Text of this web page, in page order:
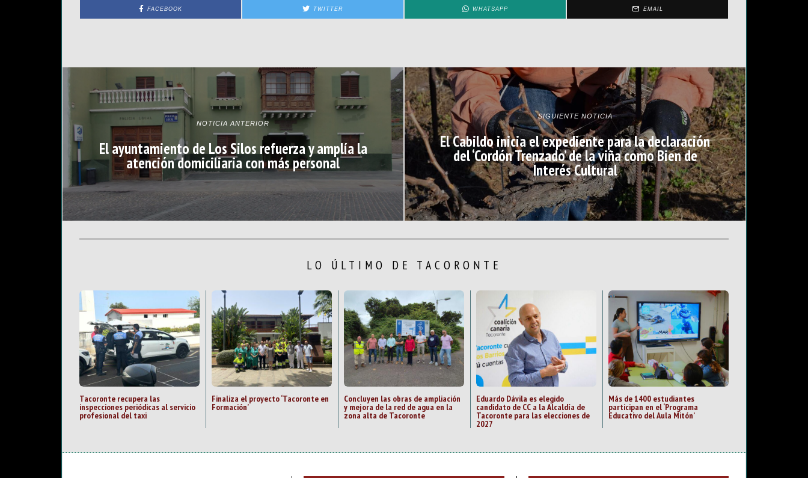
FACEBOOK TWITTER WHATSAPP EMAIL
NOTICIA ANTERIOR
El ayuntamiento de Los Silos refuerza y amplía la
atención domiciliaria con más personal
SIGUIENTE NOTICIA
El Cabildo inicia el expediente para la declaración
del ‘Cordón Trenzado’ de la viña como Bien de
Interés Cultural
LO ÚLTIMO DE TACORONTE
Tacoronte recupera las
inspecciones periódicas al servicio
profesional del taxi
Finaliza el proyecto ‘Tacoronte en
Formación’
Concluyen las obras de ampliación
y mejora de la red de agua en la
zona alta de Tacoronte
Eduardo Dávila es elegido
candidato de CC a la Alcaldía de
Tacoronte para las elecciones de
2027
Más de 1400 estudiantes
participan en el ‘Programa
Educativo del Aula Mitón’